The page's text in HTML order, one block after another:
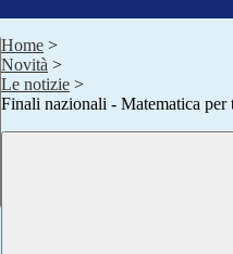
Home >
Novità >
Le notizie >
Finali nazionali - Matematica per